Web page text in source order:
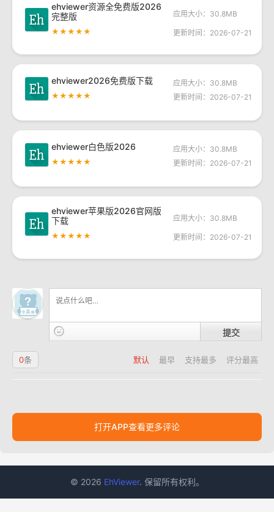
ehviewer资源全免费版2026
完整版
★★★★★
应用大小：30.8MB
更新时间：2026-07-21
ehviewer2026免费版下载
★★★★★
应用大小：30.8MB
更新时间：2026-07-21
ehviewer白色版2026
★★★★★
应用大小：30.8MB
更新时间：2026-07-21
ehviewer苹果版2026官网版
下载
★★★★★
应用大小：30.8MB
更新时间：2026-07-21
提交
默认 最早 支持最多 评分最高
0条
打开APP查看更多评论
© 2026 EhViewer. 保留所有权利。